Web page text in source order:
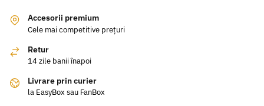
Accesorii premium
Cele mai competitive prețuri
Retur
14 zile banii înapoi
Livrare prin curier
la EasyBox sau FanBox